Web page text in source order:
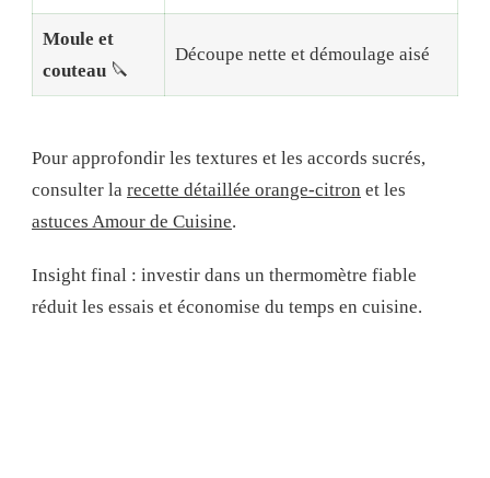
Moule et
couteau🔪
Découpe nette et démoulage aisé
Pour approfondir les textures et les accords sucrés,
consulter la recette détaillée orange-citron et les
astuces Amour de Cuisine.
Insight final : investir dans un thermomètre fiable
réduit les essais et économise du temps en cuisine.